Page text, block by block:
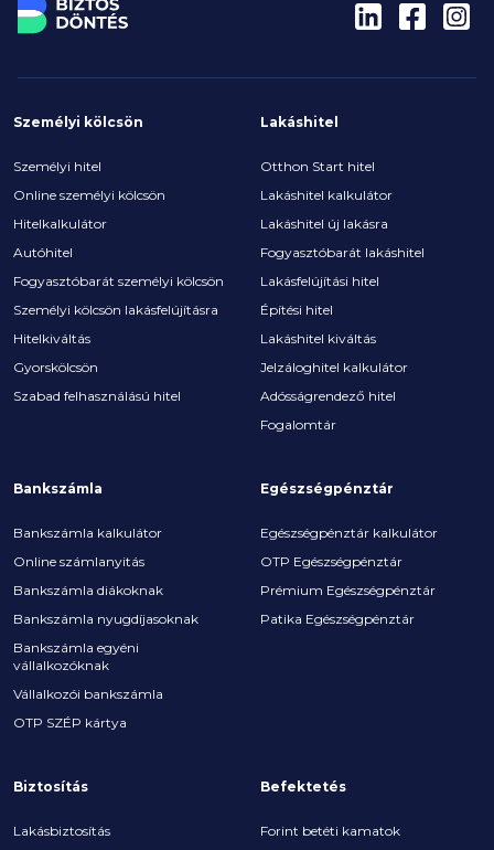
Személyi kölcsön
Személyi hitel
Online személyi kölcsön
Hitelkalkulátor
Autóhitel
Fogyasztóbarát személyi kölcsön
Személyi kölcsön lakásfelújításra
Hitelkiváltás
Gyorskölcsön
Szabad felhasználású hitel
Lakáshitel
Otthon Start hitel
Lakáshitel kalkulátor
Lakáshitel új lakásra
Fogyasztóbarát lakáshitel
Lakásfelújítási hitel
Építési hitel
Lakáshitel kiváltás
Jelzáloghitel kalkulátor
Adósságrendező hitel
Fogalomtár
Bankszámla
Bankszámla kalkulátor
Online számlanyitás
Bankszámla diákoknak
Bankszámla nyugdíjasoknak
Bankszámla egyéni
vállalkozóknak
Vállalkozói bankszámla
OTP SZÉP kártya
Egészségpénztár
Egészségpénztár kalkulátor
OTP Egészségpénztár
Prémium Egészségpénztár
Patika Egészségpénztár
Biztosítás
Lakásbiztosítás
Befektetés
Forint betéti kamatok